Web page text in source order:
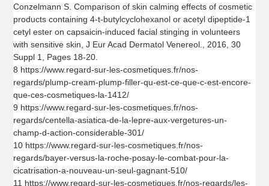
Conzelmann S. Comparison of skin calming effects of cosmetic
products containing 4-t-butylcyclohexanol or acetyl dipeptide-1
cetyl ester on capsaicin-induced facial stinging in volunteers
with sensitive skin, J Eur Acad Dermatol Venereol., 2016, 30
Suppl 1, Pages 18-20.
8 https://www.regard-sur-les-cosmetiques.fr/nos-
regards/plump-cream-plump-filler-qu-est-ce-que-c-est-encore-
que-ces-cosmetiques-la-1412/
9 https://www.regard-sur-les-cosmetiques.fr/nos-
regards/centella-asiatica-de-la-lepre-aux-vergetures-un-
champ-d-action-considerable-301/
10 https://www.regard-sur-les-cosmetiques.fr/nos-
regards/bayer-versus-la-roche-posay-le-combat-pour-la-
cicatrisation-a-nouveau-un-seul-gagnant-510/
11 https://www.regard-sur-les-cosmetiques.fr/nos-regards/les-